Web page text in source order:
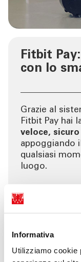
Informativa
Utilizziamo cookie
Fitbit
con lo
Grazie al
Fitbit Pay hai
veloce,
appoggiando
qualsiasi
luogo.